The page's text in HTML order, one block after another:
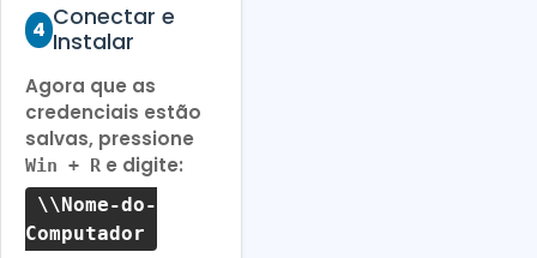
4 Conectar e
Instalar
Agora que as
credenciais estão
salvas, pressione
Win + R e digite:
\\Nome-do-
Computador